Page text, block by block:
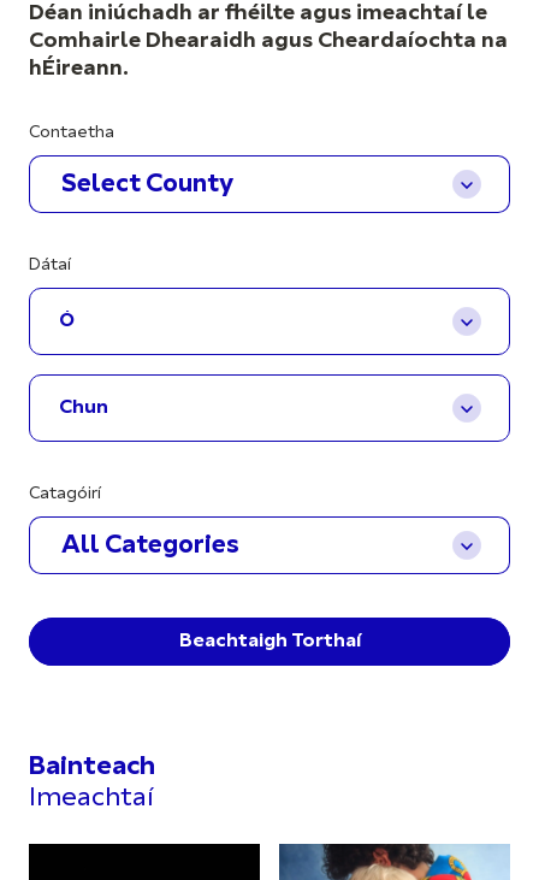
Déan iniúchadh ar fhéilte agus imeachtaí le
Comhairle Dhearaidh agus Cheardaíochta na
hÉireann.
Contaetha
Select County
Dátaí
Catagóirí
All Categories
Beachtaigh Torthaí
Bainteach
Imeachtaí